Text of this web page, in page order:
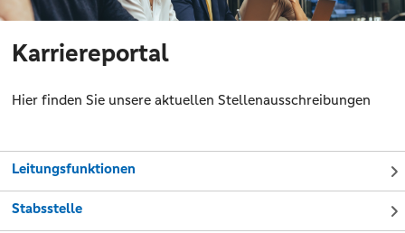
Karriereportal
Hier finden Sie unsere aktuellen Stellenausschreibungen
Leitungsfunktionen
Stabsstelle